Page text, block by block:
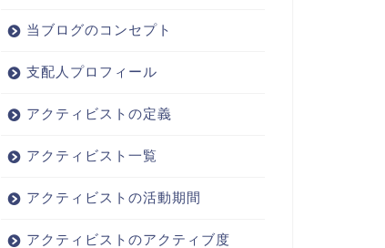
当ブログのコンセプト
支配人プロフィール
アクティビストの定義
アクティビスト一覧
アクティビストの活動期間
アクティビストのアクティブ度